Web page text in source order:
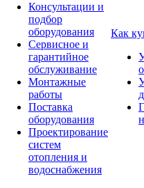
Консультации и
подбор
оборудования
Сервисное и
гарантийное
обслуживание
Монтажные
работы
Поставка
оборудования
Проектирование
систем
отопления и
водоснабжения
Как